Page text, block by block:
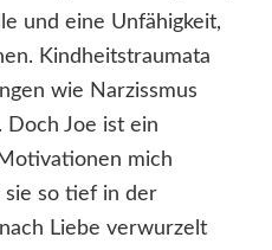
und eine Unfähigkeit,
Kindheitstraumata
wie Narzissmus
Doch Joe ist ein
mich
sie so tief in der
Liebe verwurzelt